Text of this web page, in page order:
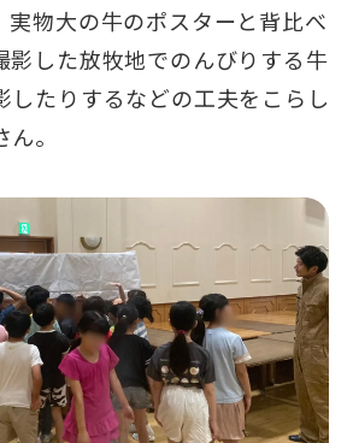
実物大の牛のポスターと背比べ
影した放牧地でのんびりする牛
したりするなどの工夫をこらし
。